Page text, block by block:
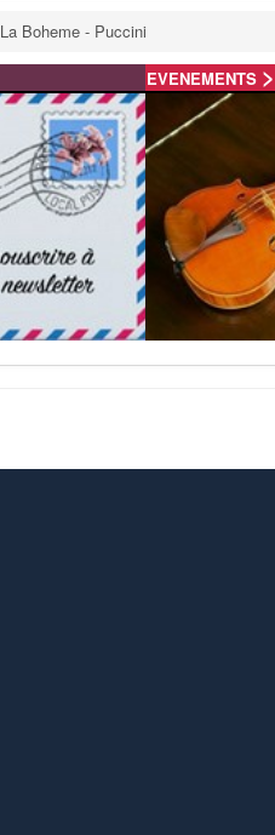
La Boheme - Puccini
EVENEMENTS >